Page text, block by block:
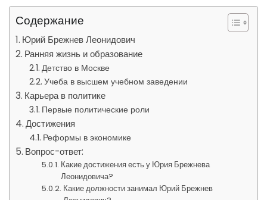
Содержание
Юрий Брежнев Леонидович
Ранняя жизнь и образование
Детство в Москве
Учеба в высшем учебном заведении
Карьера в политике
Первые политические роли
Достижения
Реформы в экономике
Вопрос-ответ:
Какие достижения есть у Юрия Брежнева
Леонидовича?
Какие должности занимал Юрий Брежнев